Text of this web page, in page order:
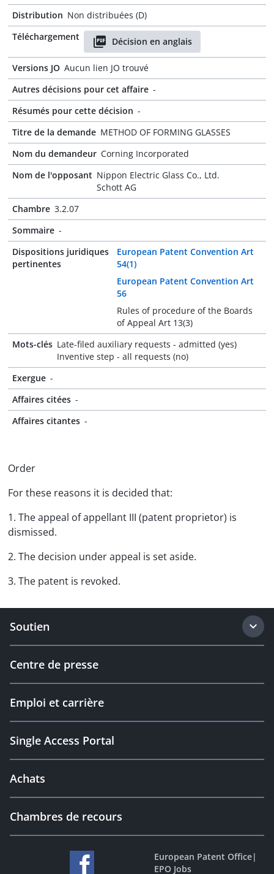
Distribution Non distribuées (D)
Téléchargement
Décision en anglais
Versions JO Aucun lien JO trouvé
Autres décisions pour cet affaire -
Résumés pour cette décision -
Titre de la demande METHOD OF FORMING GLASSES
Nom du demandeur Corning Incorporated
Nom de l'opposant Nippon Electric Glass Co., Ltd.
Schott AG
Chambre 3.2.07
Sommaire -
Dispositions juridiques
pertinentes
European Patent Convention Art
54(1)
European Patent Convention Art
56
Rules of procedure of the Boards
of Appeal Art 13(3)
Mots-clés Late-filed auxiliary requests - admitted (yes)
Inventive step - all requests (no)
Exergue -
Affaires citées -
Affaires citantes -
Order
For these reasons it is decided that:
1. The appeal of appellant III (patent proprietor) is
dismissed.
2. The decision under appeal is set aside.
3. The patent is revoked.
Soutien
Centre de presse
Emploi et carrière
Single Access Portal
Achats
Chambres de recours
European Patent Office|
EPO Jobs